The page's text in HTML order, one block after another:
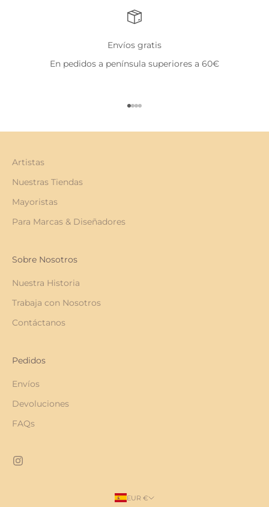
Envíos gratis
En pedidos a península superiores a 60€
Ir al artículo 1
Ir al artículo 2
Ir al artículo 3
Ir al artículo 4
Artistas
Nuestras Tiendas
Mayoristas
Para Marcas & Diseñadores
Sobre Nosotros
Nuestra Historia
Trabaja con Nosotros
Contáctanos
Pedidos
Envíos
Devoluciones
FAQs
EUR €